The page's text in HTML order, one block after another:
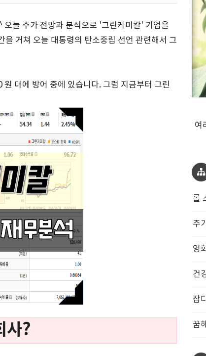
늘 주가 전망과 분석으로 '그린케미칼' 기업을
거쳐 오늘 대통령의 탄소중립 선언 관련해서 그
대에 방어 중에 있습니다. 그럼 지금부터 그린
사?
여
롤
주
영
건
잡
꿈